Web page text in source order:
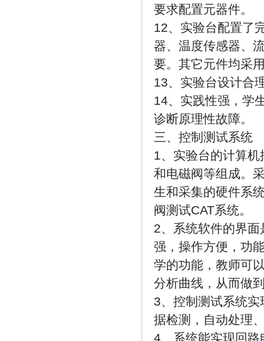
要求配置元器件。
12、实验台配置了
器、温度传感器、
要。其它元件均采
13、实验台设计合
14、实践性强，学
诊断原理性故障。
三、控制测试系统
1、实验台的计算
和电磁阀等组成。
生和采集的硬件系
阀测试CAT系统。
2、系统软件的界
强，操作方便，功
学的功能，教师可
分析曲线，从而做
3、控制测试系统
据检测，自动处理
4、系统能实现回